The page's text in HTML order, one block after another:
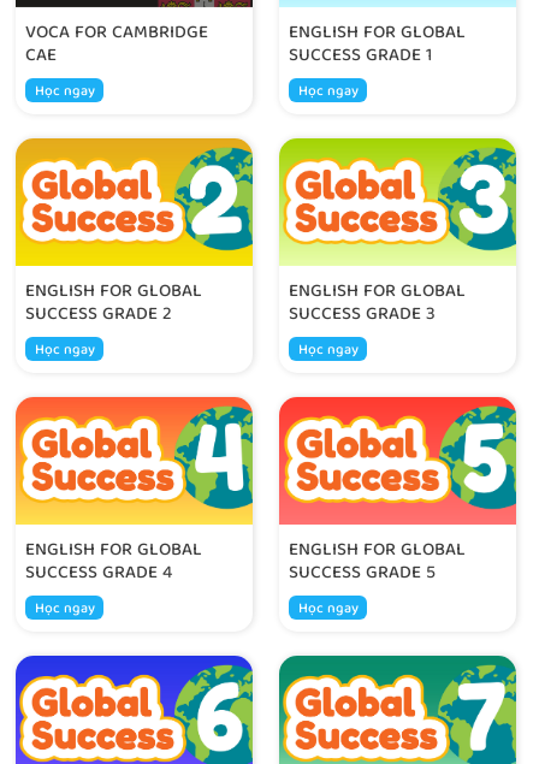
VOCA FOR CAMBRIDGE
CAE
Học ngay
ENGLISH FOR GLOBAL
SUCCESS GRADE 1
Học ngay
ENGLISH FOR GLOBAL
SUCCESS GRADE 2
Học ngay
ENGLISH FOR GLOBAL
SUCCESS GRADE 3
Học ngay
ENGLISH FOR GLOBAL
SUCCESS GRADE 4
Học ngay
ENGLISH FOR GLOBAL
SUCCESS GRADE 5
Học ngay